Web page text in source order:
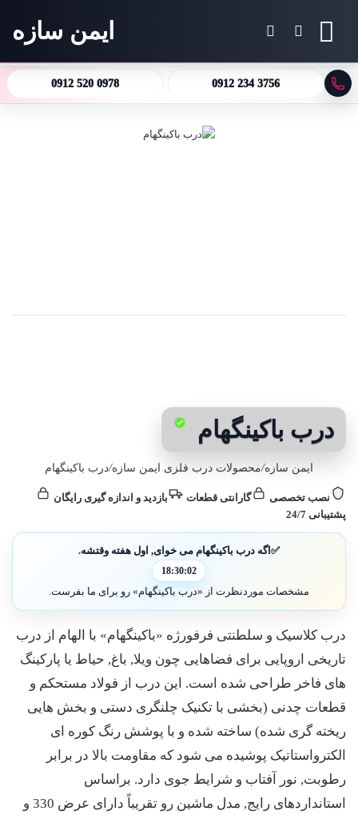
جستجو برای ایمن سازه
0912 520 0978 0912 234 3756
درب باکینگهام
ایمن سازه/محصولات درب فلزی ایمن سازه/درب باکینگهام
نصب تخصصی گارانتی قطعات
بازدید و اندازه گیری رایگان
پشتیبانی 24/7
18:30:01
✅ اگه درب باکینگهام می خوای, اول هفته وقتشه.
مشخصات موردنظرت از «درب باکینگهام» رو برای ما بفرست.
درب کلاسیک و سلطنتی فرفورژه «باکینگهام» با الهام از درب
تاریخی اروپایی برای فضاهایی چون ویلا, باغ, حیاط یا پارکینگ
های فاخر طراحی شده است. این درب از فولاد مستحکم و
قطعات چدنی (بخشی با تکنیک چلنگری دستی و بخش هایی
ریخته گری شده) ساخته شده و با پوشش رنگ کوره ای
الکترواستاتیک پوشیده می شود که مقاومت بالا در برابر
رطوبت, نور آفتاب و شرایط جوی دارد. براساس
استانداردهای رایج, مدل ماشین رو تقریباً دارای عرض 330 و